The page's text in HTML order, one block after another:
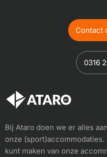
Contact
0316
Bij Ataro doen we er alles
onze
kunt maken van onze